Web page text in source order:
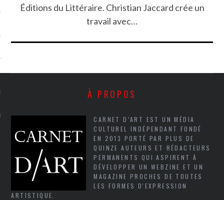
Éditions du Littéraire. Christian Jaccard crée un
travail avec…
À PROPOS
CARNET D’ART EST UN MÉDIA
CULTUREL INDÉPENDANT FONDÉ
EN 2013 PORTÉ PAR PLUS DE
QUINZE AUTEURS ET RÉDACTEURS
PERMANENTS QUI ASPIRENT À
DÉVELOPPER UN WEBZINE ET UN
MAGAZINE PROCHES DE TOUTES
LES FORMES D'EXPRESSION
ARTISTIQUE.